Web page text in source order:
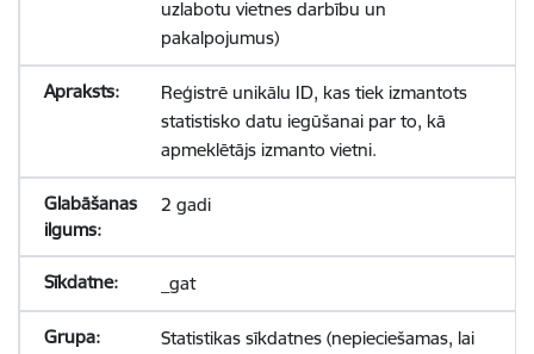
uzlabotu vietnes darbību un
pakalpojumus)
Reģistrē unikālu ID, kas tiek izmantots
statistisko datu iegūšanai par to, kā
apmeklētājs izmanto vietni.
2 gadi
_gat
Statistikas sīkdatnes (nepieciešamas, lai